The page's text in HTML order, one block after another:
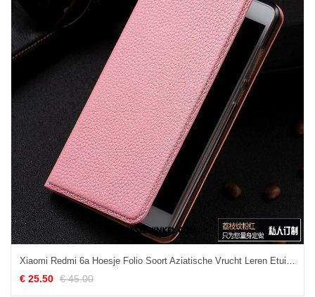
Xiaomi Redmi 6a Hoesje Folio Soort Aziatische Vrucht Leren Etui, Xiaomi Redmi 6a Hoesje Roze Bescherming
€ 25.50 € 45.00